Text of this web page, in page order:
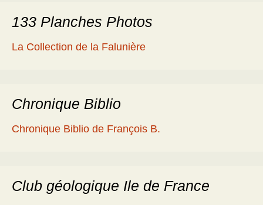
133 Planches Photos
La Collection de la Falunière
Chronique Biblio
Chronique Biblio de François B.
Club géologique Ile de France